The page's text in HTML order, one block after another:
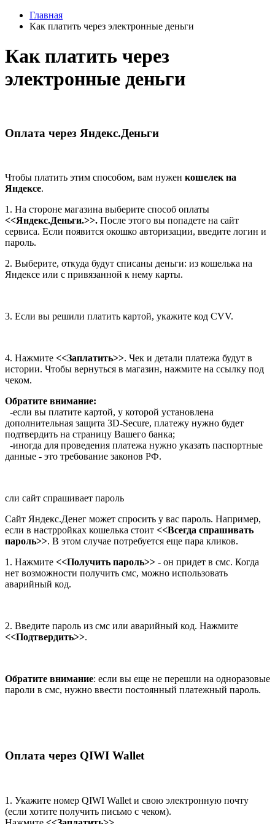
Главная
Как платить через электронные деньги
Как платить через
электронные деньги
Оплата через Яндекс.Деньги
Чтобы платить этим способом, вам нужен кошелек на
Яндексе.
1. На стороне магазина выберите способ оплаты
<<Яндекс.Деньги.>>. После этого вы попадете на сайт
сервиса. Если появится окошко авторизации, введите логин и
пароль.
2. Выберите, откуда будут списаны деньги: из кошелька на
Яндексе или с привязанной к нему карты.
3. Если вы решили платить картой, укажите код CVV.
4. Нажмите <<Заплатить>>. Чек и детали платежа будут в
истории. Чтобы вернуться в магазин, нажмите на ссылку под
чеком.
Обратите внимание:
-если вы платите картой, у которой установлена
дополнительная защита 3D-Secure, платежу нужно будет
подтвердить на страницу Вашего банка;
-иногда для проведения платежа нужно указать паспортные
данные - это требование законов РФ.
сли сайт спрашивает пароль
Сайт Яндекс.Денег может спросить у вас пароль. Например,
если в настрройках кошелька стоит <<Всегда спрашивать
пароль>>. В этом случае потребуется еще пара кликов.
1. Нажмите <<Получить пароль>> - он придет в смс. Когда
нет возможности получить смс, можно использовать
аварийный код.
2. Введите пароль из смс или аварийный код. Нажмите
<<Подтвердить>>.
Обратите внимание: если вы еще не перешли на одноразовые
пароли в смс, нужно ввести постоянный платежный пароль.
Оплата через QIWI Wallet
1. Укажите номер QIWI Wallet и свою электронную почту
(если хотите получить письмо с чеком).